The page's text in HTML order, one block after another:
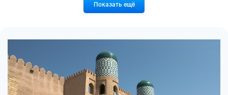
Показать ещё